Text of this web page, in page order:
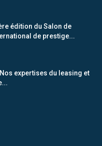
édition du Salon de
de prestige...
expertises du leasing et